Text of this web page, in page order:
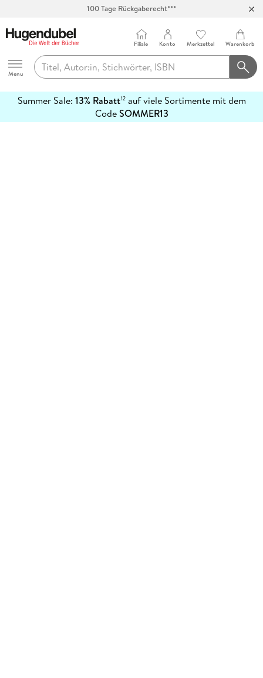
100 Tage Rückgaberecht***
Hugendubel
Menu
Filiale Konto Merkzettel Warenkorb
Summer Sale: 13% Rabatt12auf viele Sortimente mit dem
CodeSOMMER13
erfahren